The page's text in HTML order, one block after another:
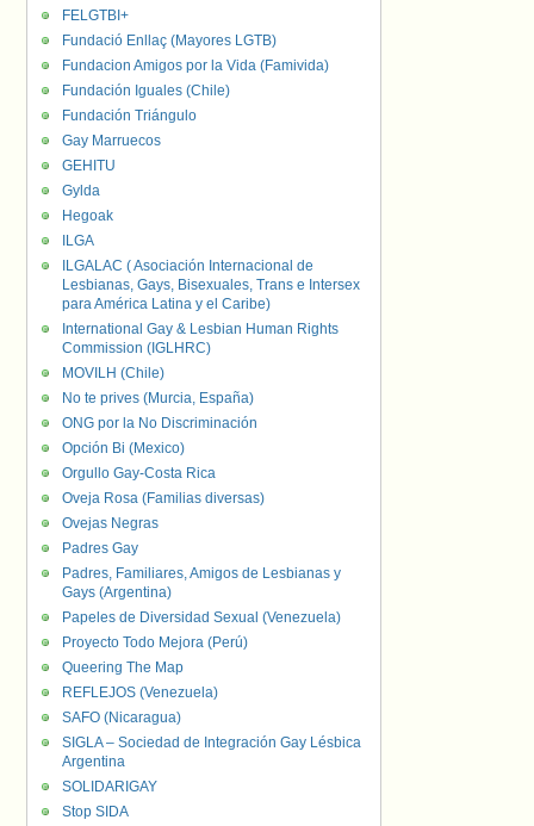
FELGTBI+
Fundació Enllaç (Mayores LGTB)
Fundacion Amigos por la Vida (Famivida)
Fundación Iguales (Chile)
Fundación Triángulo
Gay Marruecos
GEHITU
Gylda
Hegoak
ILGA
ILGALAC ( Asociación Internacional de
Lesbianas, Gays, Bisexuales, Trans e Intersex
para América Latina y el Caribe)
International Gay & Lesbian Human Rights
Commission (IGLHRC)
MOVILH (Chile)
No te prives (Murcia, España)
ONG por la No Discriminación
Opción Bi (Mexico)
Orgullo Gay-Costa Rica
Oveja Rosa (Familias diversas)
Ovejas Negras
Padres Gay
Padres, Familiares, Amigos de Lesbianas y
Gays (Argentina)
Papeles de Diversidad Sexual (Venezuela)
Proyecto Todo Mejora (Perú)
Queering The Map
REFLEJOS (Venezuela)
SAFO (Nicaragua)
SIGLA – Sociedad de Integración Gay Lésbica
Argentina
SOLIDARIGAY
Stop SIDA